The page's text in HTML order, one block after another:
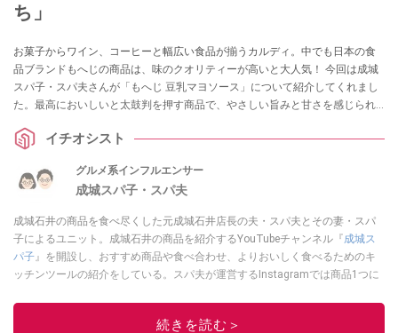
ち」
お菓子からワイン、コーヒーと幅広い食品が揃うカルディ。中でも日本の食
品ブランドもへじの商品は、味のクオリティーが高いと大人気！ 今回は成城
スパ子・スパ夫さんが「もへじ 豆乳マヨソース」について紹介してくれまし
た。最高においしいと太鼓判を押す商品で、やさしい旨みと甘さを感じられ
チェックしてみてくださいね。
イチオシスト
グルメ系インフルエンサー
成城スパ子・スパ夫
成城石井の商品を食べ尽くした元成城石井店長の夫・スパ夫とその妻・スパ
子によるユニット。成城石井の商品を紹介するYouTubeチャンネル『成城ス
パ子』を開設し、おすすめ商品や食べ合わせ、よりおいしく食べるためのキ
ッチンツールの紹介をしている。スパ夫が運営するInstagramでは商品1つに
ィープな魅力を発信している。
続きを読む＞